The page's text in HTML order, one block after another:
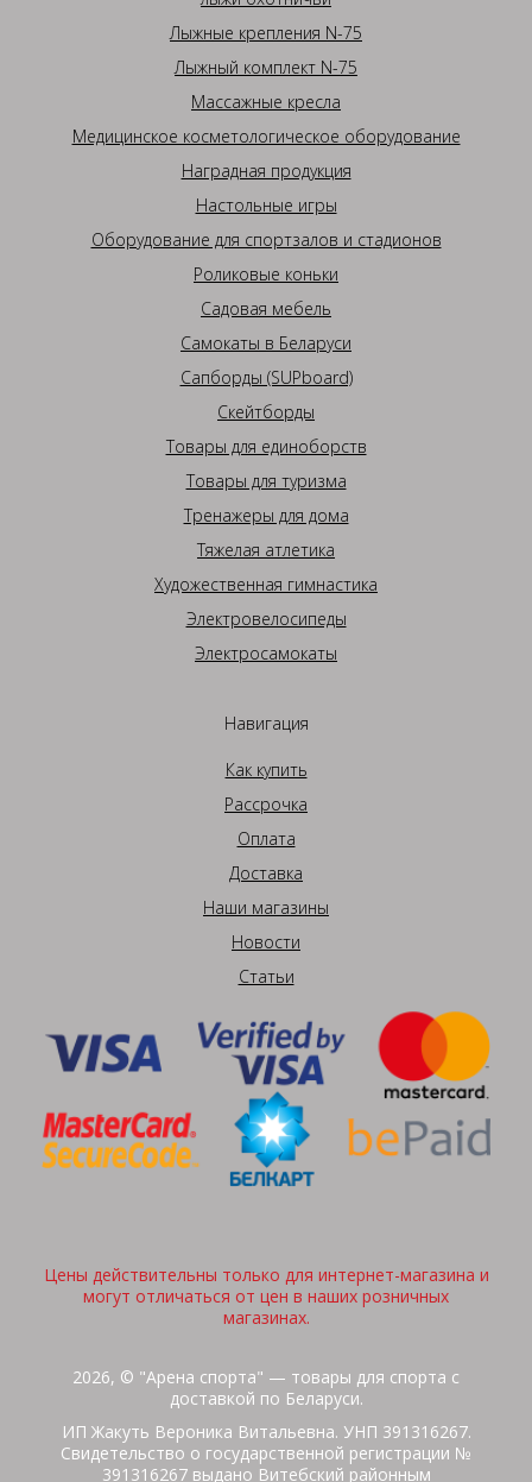
Лыжные крепления N-75
Лыжный комплект N-75
Массажные кресла
Медицинское косметологическое оборудование
Наградная продукция
Настольные игры
Оборудование для спортзалов и стадионов
Роликовые коньки
Садовая мебель
Самокаты в Беларуси
Сапборды (SUPboard)
Скейтборды
Товары для единоборств
Товары для туризма
Тренажеры для дома
Тяжелая атлетика
Художественная гимнастика
Электровелосипеды
Электросамокаты
Навигация
Как купить
Рассрочка
Оплата
Доставка
Наши магазины
Новости
Статьи
Цены действительны только для интернет-магазина и
могут отличаться от цен в наших розничных
магазинах.
2026, © "Арена спорта" — товары для спорта с
доставкой по Беларуси.
ИП Жакуть Вероника Витальевна. УНП 391316267.
Свидетельство о государственной регистрации №
391316267 выдано Витебский районным